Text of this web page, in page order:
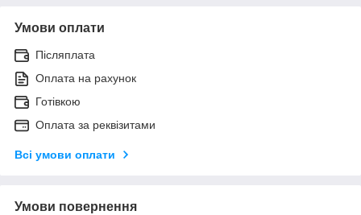
Умови оплати
Післяплата
Оплата на рахунок
Готівкою
Оплата за реквізитами
Всі умови оплати
Умови повернення